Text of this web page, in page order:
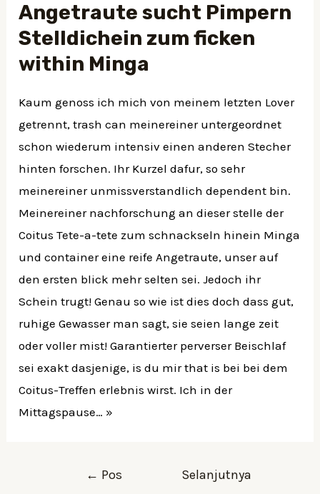
Angetraute sucht Pimpern
Stelldichein zum ficken
within Minga
Kaum genoss ich mich von meinem letzten Lover
getrennt, trash can meinereiner untergeordnet
schon wiederum intensiv einen anderen Stecher
hinten forschen. Ihr Kurzel dafur, so sehr
meinereiner unmissverstandlich dependent bin.
Meinereiner nachforschung an dieser stelle der
Coitus Tete-a-tete zum schnackseln hinein Minga
und container eine reife Angetraute, unser auf
den ersten blick mehr selten sei. Jedoch ihr
Schein trugt! Genau so wie ist dies doch dass gut,
ruhige Gewasser man sagt, sie seien lange zeit
oder voller mist! Garantierter perverser Beischlaf
sei exakt dasjenige, is du mir that is bei bei dem
Coitus-Treffen erlebnis wirst. Ich in der
Mittagspause… »
← Pos
Selanjutnya